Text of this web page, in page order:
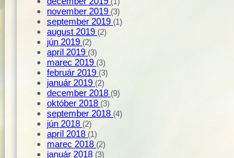
(1)
november 2019 (3)
september 2019 (1)
august 2019 (2)
jún 2019 (2)
apríl 2019 (3)
marec 2019 (3)
február 2019 (3)
január 2019 (2)
december 2018 (9)
október 2018 (3)
september 2018 (4)
jún 2018 (2)
apríl 2018 (1)
marec 2018 (2)
január 2018 (3)